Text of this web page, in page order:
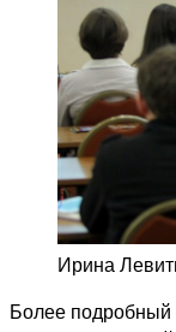
Ирина
Более